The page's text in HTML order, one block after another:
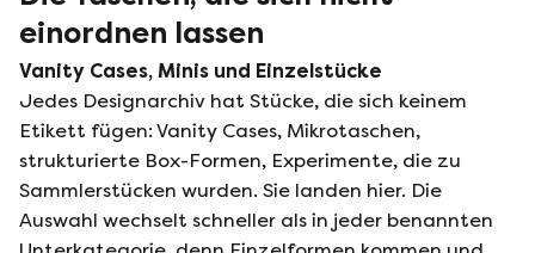
einordnen lassen
Vanity Cases, Minis und Einzelstücke
Jedes Designarchiv hat Stücke, die sich keinem
Etikett fügen: Vanity Cases, Mikrotaschen,
strukturierte Box-Formen, Experimente, die zu
Sammlerstücken wurden. Sie landen hier. Die
Auswahl wechselt schneller als in jeder benannten